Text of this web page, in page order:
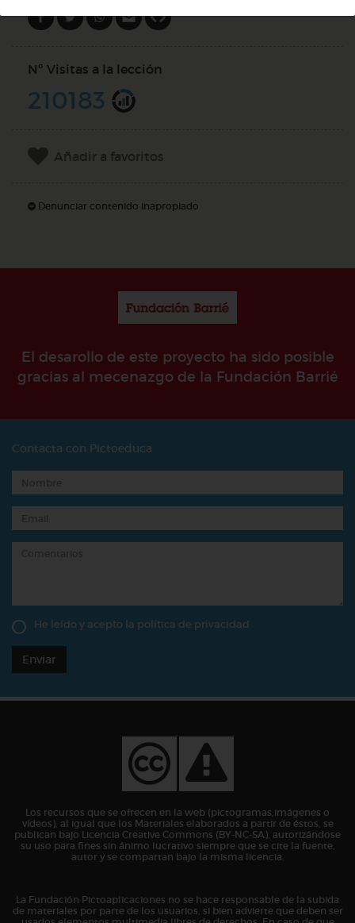
Nº Visitas a la lección
210183
Añadir a favoritos
Denunciar contenido inapropiado
El desarollo de este proyecto ha sido posible
gracias al mecenazgo de la Fundación Barrié
Contacta con Pictoeduca
He leído y acepto la política de privacidad
Enviar
Los recursos que se ofrecen en la web (pictogramas,imágenes o
vídeos), al igual que los Materiales elaborados a partir de éstos, se
publican bajo Licencia Creative Commons (BY-NC-SA), autorizándose
su uso para fines sin ánimo lucrativo siempre que se cite la fuente,
autor y se compartan bajo la misma licencia.
La Fundación Pictoaplicaciones no se hace responsable de la subida
de materiales por parte de los usuarios, si bien advierte que deben ser